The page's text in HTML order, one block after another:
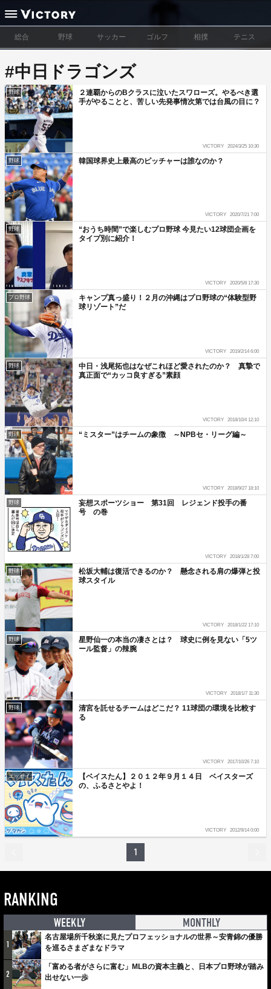
総合 野球 サッカー ゴルフ 相撲 テニス
#中日ドラゴンズ
野球
２連覇からのBクラスに泣いたスワローズ。やるべき選
手がやることと、苦しい先発事情次第では台風の目に？
VICTORY 2024/3/25 10:30
野球 韓国球界史上最高のピッチャーは誰なのか？
VICTORY 2020/7/21 7:00
野球
“おうち時間”で楽しむプロ野球 今見たい12球団企画を
タイプ別に紹介！
VICTORY 2020/5/8 17:30
プロ野球
キャンプ真っ盛り！２月の沖縄はプロ野球の“体験型野
球リゾート”だ
VICTORY 2019/2/14 6:00
野球
中日・浅尾拓也はなぜこれほど愛されたのか？ 真摯で
真正面で“カッコ良すぎる”素顔
VICTORY 2018/10/4 12:10
野球 “ミスター”はチームの象徴 ～NPBセ・リーグ編～
VICTORY 2018/9/27 18:10
野球
妄想スポーツショー 第31回 レジェンド投手の番
号 の巻
VICTORY 2018/1/28 7:00
野球
松坂大輔は復活できるのか？ 懸念される肩の爆弾と投
球スタイル
VICTORY 2018/1/22 17:10
野球
星野仙一の本当の凄さとは？ 球史に例を見ない「5ツ
ール監督」の辣腕
VICTORY 2018/1/7 11:30
野球
清宮を託せるチームはどこだ？ 11球団の環境を比較す
る
VICTORY 2017/10/26 7:10
エッセイ
【ベイスたん】２０１２年９月１４日 ベイスターズ
の、ふるさとやよ！
VICTORY 2012/9/14 0:00
1
RANKING
WEEKLY MONTHLY
1
名古屋場所千秋楽に見たプロフェッショナルの世界～安青錦の優勝
を巡るさまざまなドラマ
2
「富める者がさらに富む」MLBの資本主義と、日本プロ野球が踏み
出せない一歩